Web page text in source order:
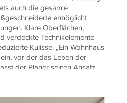
auch die gesamte
ermöglicht
Klare Oberflächen,
verdeckte Technikelemente
Kulisse. „Ein Wohnhaus
vor der das Leben der
der Planer seinen Ansatz